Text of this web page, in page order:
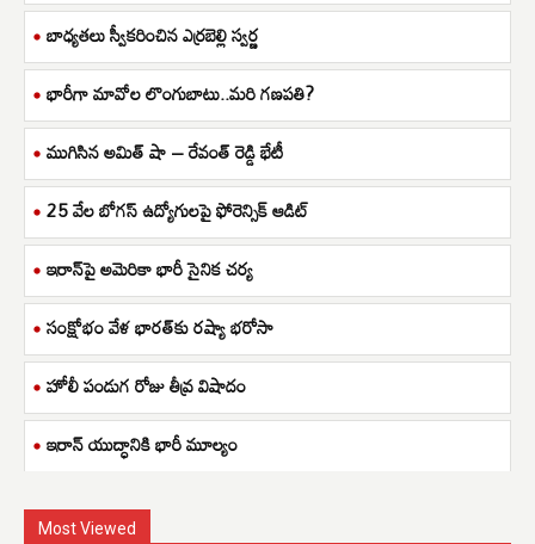
బాధ్యతలు స్వీకరించిన ఎర్రబెల్లి స్వర్ణ
భారీగా మావోల లొంగుబాటు..మరి గణపతి?
ముగిసిన అమిత్ షా – రేవంత్ రెడ్డి భేటీ
25 వేల బోగస్ ఉద్యోగులపై ఫోరెన్సిక్ ఆడిట్
ఇరాన్‌పై అమెరికా భారీ సైనిక చర్య
సంక్షోభం వేళ భారత్‌కు రష్యా భరోసా
హోలీ పండుగ రోజు తీవ్ర విషాదం
ఇరాన్ యుద్ధానికి భారీ మూల్యం
Most Viewed